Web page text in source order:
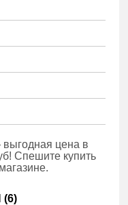
цена в
Спешите купить
(6)